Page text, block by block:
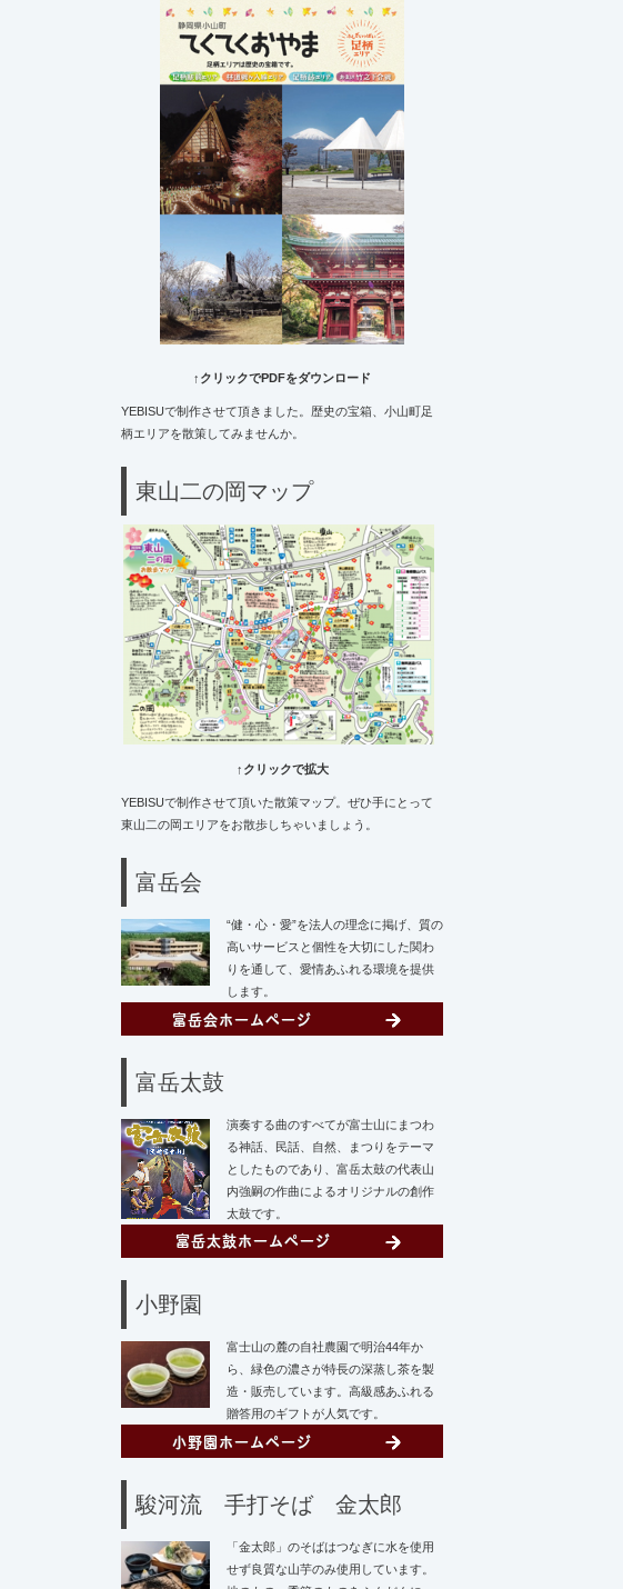
↑クリックでPDFをダウンロード
YEBISUで制作させて頂きました。歴史の宝箱、小山町足
柄エリアを散策してみませんか。
東山二の岡マップ
↑クリックで拡大
YEBISUで制作させて頂いた散策マップ。ぜひ手にとって
東山二の岡エリアをお散歩しちゃいましょう。
富岳会
“健・心・愛”を法人の理念に掲げ、質の
高いサービスと個性を大切にした関わ
りを通して、愛情あふれる環境を提供
します。
富岳太鼓
演奏する曲のすべてが富士山にまつわ
る神話、民話、自然、まつりをテーマ
としたものであり、富岳太鼓の代表山
内強嗣の作曲によるオリジナルの創作
太鼓です。
小野園
富士山の麓の自社農園で明治44年か
ら、緑色の濃さが特長の深蒸し茶を製
造・販売しています。高級感あふれる
贈答用のギフトが人気です。
駿河流 手打そば 金太郎
「金太郎」のそばはつなぎに水を使用
せず良質な山芋のみ使用しています。